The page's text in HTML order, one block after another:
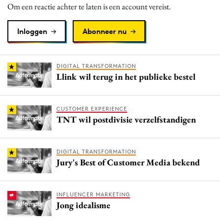
Om een reactie achter te laten is een account vereist.
Inloggen Abonneer nu
DIGITAL TRANSFORMATION
Llink wil terug in het publieke bestel
CUSTOMER EXPERIENCE
TNT wil postdivisie verzelfstandigen
DIGITAL TRANSFORMATION
Jury's Best of Customer Media bekend
INFLUENCER MARKETING
Jong idealisme